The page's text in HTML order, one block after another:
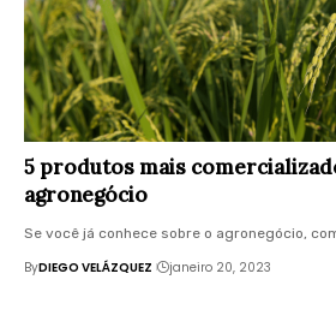
5 produtos mais
agronegócio
Se você já conhece sobre o agronegócio,
ByDIEGO VELÁZQUEZ janeiro 20, 2023